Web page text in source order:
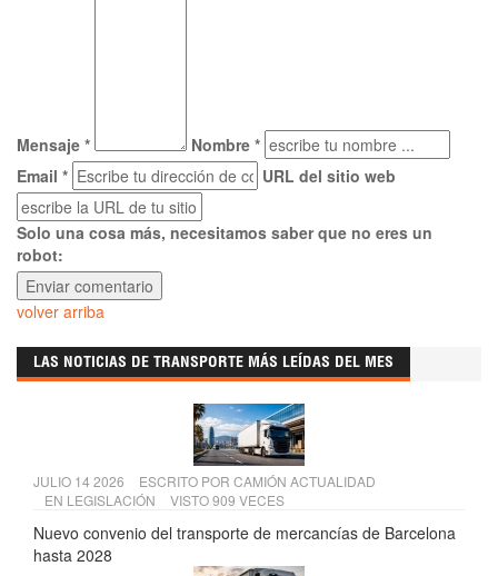
Mensaje *
Nombre *
Email *
URL del sitio web
Solo una cosa más, necesitamos saber que no eres un
robot:
volver arriba
LAS NOTICIAS DE TRANSPORTE MÁS LEÍDAS DEL MES
JULIO 14 2026 ESCRITO POR CAMIÓN ACTUALIDAD
EN LEGISLACIÓN VISTO 909 VECES
Nuevo convenio del transporte de mercancías de Barcelona
hasta 2028